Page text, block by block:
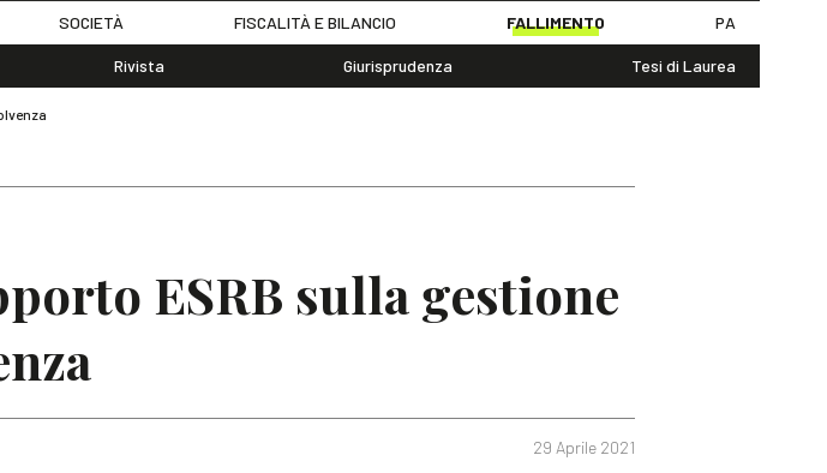
SOCIETÀ FISCALITÀ E BILANCIO FALLIMENTO PA
Rivista Giurisprudenza Tesi di Laurea
ESRB sulla gestione
29 Aprile 2021